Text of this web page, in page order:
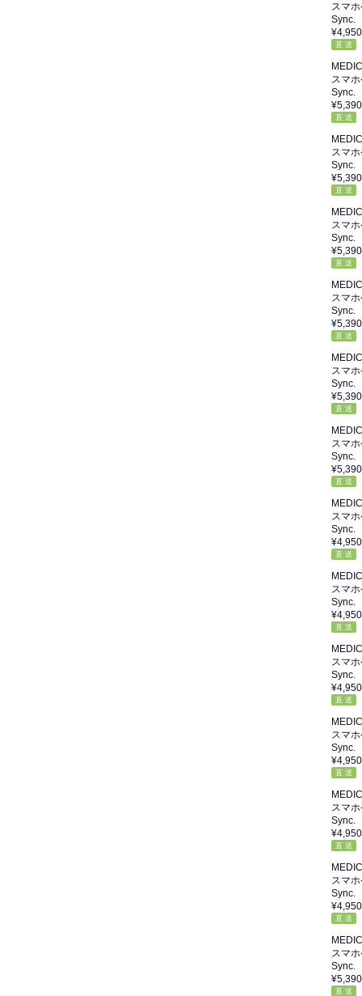
スマ
Sync.
¥4,950
直 送
スマ
Sync.
¥5,390
直 送
スマ
Sync.
¥5,390
直 送
スマ
Sync.
¥5,390
直 送
スマ
Sync.
¥5,390
直 送
スマ
Sync.
¥5,390
直 送
スマ
Sync.
¥5,390
直 送
スマ
Sync.
¥4,950
直 送
スマ
Sync.
¥4,950
直 送
スマ
Sync.
¥4,950
直 送
スマ
Sync.
¥4,950
直 送
スマ
Sync.
¥4,950
直 送
スマ
Sync.
¥4,950
直 送
スマ
Sync.
¥5,390
直 送